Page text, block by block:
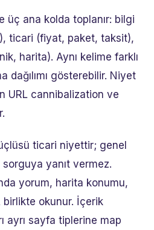
üç ana kolda toplanır: bilgi
ticari (fiyat, paket, taksit),
harita). Aynı kelime farklı
dağılımı gösterebilir. Niyet
URL cannibalization ve
ticari niyettir; genel
yanıt vermez.
yorum, harita konumu,
birlikte okunur. İçerik
ayrı sayfa tiplerine map